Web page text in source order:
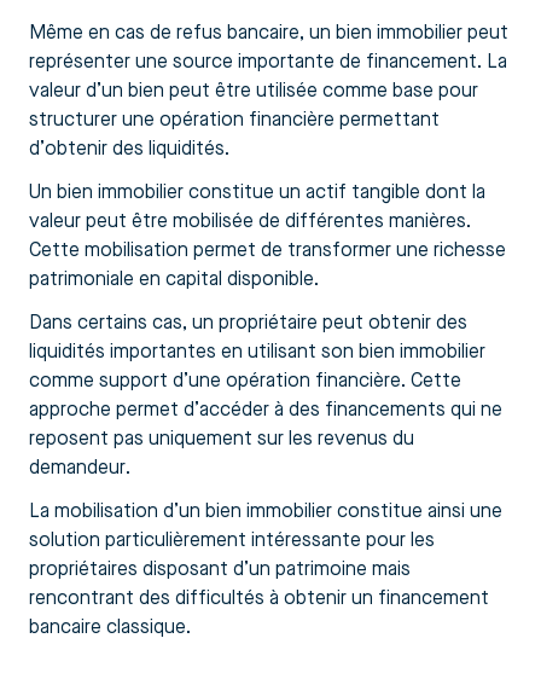
Même en cas de refus bancaire, un bien immobilier peut
représenter une source importante de financement. La
valeur d’un bien peut être utilisée comme base pour
structurer une opération financière permettant
d’obtenir des liquidités.
Un bien immobilier constitue un actif tangible dont la
valeur peut être mobilisée de différentes manières.
Cette mobilisation permet de transformer une richesse
patrimoniale en capital disponible.
Dans certains cas, un propriétaire peut obtenir des
liquidités importantes en utilisant son bien immobilier
comme support d’une opération financière. Cette
approche permet d’accéder à des financements qui ne
reposent pas uniquement sur les revenus du
demandeur.
La mobilisation d’un bien immobilier constitue ainsi une
solution particulièrement intéressante pour les
propriétaires disposant d’un patrimoine mais
rencontrant des difficultés à obtenir un financement
bancaire classique.